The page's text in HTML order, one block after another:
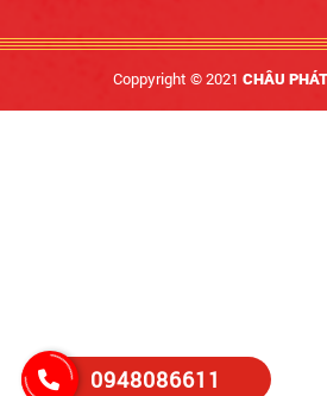
Coppyright © 2021 CHÂU PHÁT
0948086611